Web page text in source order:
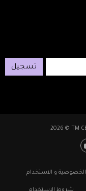
تسجيل
2026 © TM
و الاستخدام